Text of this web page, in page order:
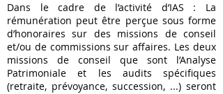
Dans le cadre de l’activité d’IAS : La
rémunération peut être perçue sous forme
d’honoraires sur des missions de conseil
et/ou de commissions sur affaires. Les deux
missions de conseil que sont l’Analyse
Patrimoniale et les audits spécifiques
(retraite, prévoyance, succession, ...) seront